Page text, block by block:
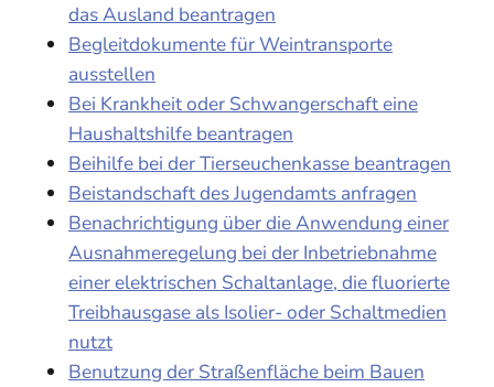
das Ausland beantragen
Begleitdokumente für Weintransporte
ausstellen
Bei Krankheit oder Schwangerschaft eine
Haushaltshilfe beantragen
Beihilfe bei der Tierseuchenkasse beantragen
Beistandschaft des Jugendamts anfragen
Benachrichtigung über die Anwendung einer
Ausnahmeregelung bei der Inbetriebnahme
einer elektrischen Schaltanlage, die fluorierte
Treibhausgase als Isolier- oder Schaltmedien
nutzt
Benutzung der Straßenfläche beim Bauen